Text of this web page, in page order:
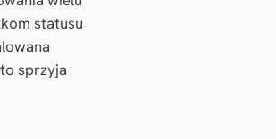
statusu
sprzyja